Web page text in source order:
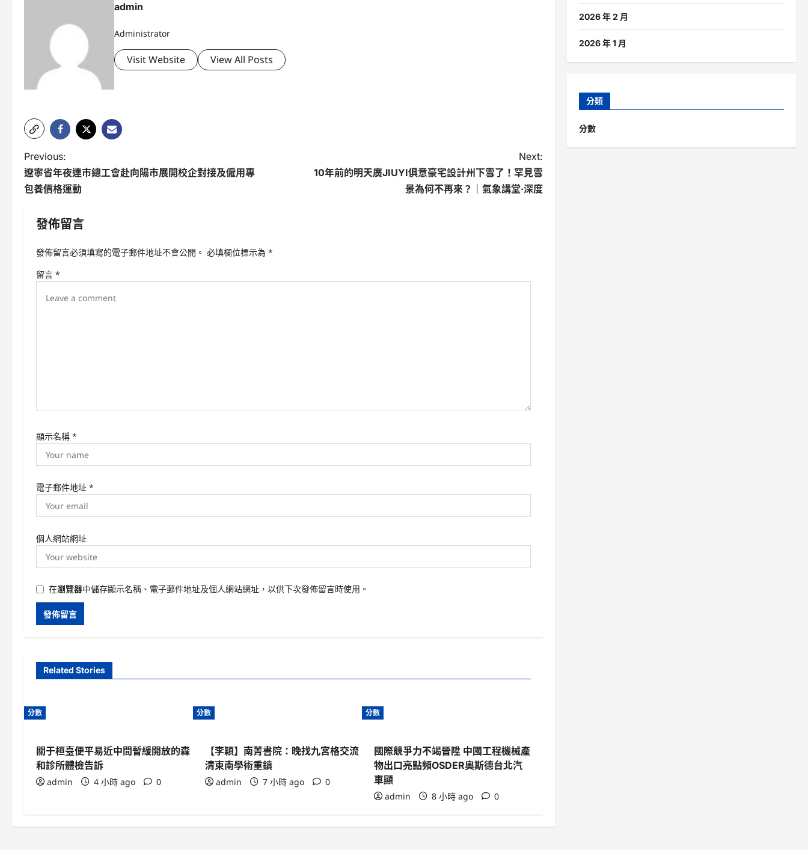
admin
Administrator
Visit Website View All Posts
P
o
Previous:
遼寧省年夜連市總工會赴向陽市展開校企對接及僱用專
包養價格運動
Next:
10年前的明天廣JIUYI俱意豪宅設計州下雪了！罕見雪
景為何不再來？｜氣象講堂·深度
發佈留言
發佈留言必須填寫的電子郵件地址不會公開。 必填欄位標示為 *
留言 *
顯示名稱 *
電子郵件地址 *
個人網站網址
在瀏覽器中儲存顯示名稱、電子郵件地址及個人網站網址，以供下次發佈留言時使用。
Related Stories
分數
關于桓臺便平易近中間暫緩開放的森
和診所體檢告訴
admin 4 小時 ago 0
分數
【李穎】南菁書院：晚找九宮格交流
清東南學術重鎮
admin 7 小時 ago 0
分數
國際競爭力不竭晉陞 中國工程機械產
物出口亮點頻OSDER奧斯德台北汽
車顯
admin 8 小時 ago 0
2026 年 2 月
2026 年 1 月
分類
分數